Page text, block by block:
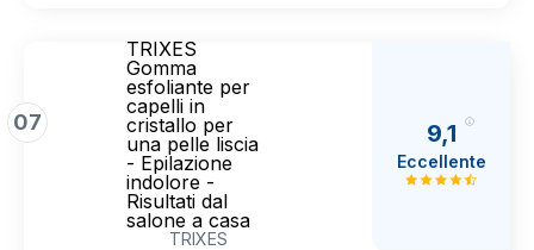
07
TRIXES
Gomma
esfoliante per
capelli in
cristallo per
una pelle liscia
- Epilazione
indolore -
Risultati dal
salone a casa
TRIXES
9,1
Eccellente